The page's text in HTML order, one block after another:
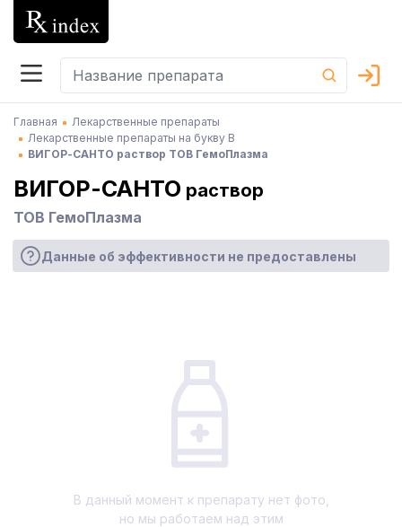
Главная
Лекарственные препараты
Лекарственные препараты на букву В
ВИГОР-САНТО раствор ТОВ ГемоПлазма
ВИГОР-САНТО раствор
ТОВ ГемоПлазма
Данные об эффективности не предоставлены
В данный момент к препарату нет фото,
но мы работаем над этим